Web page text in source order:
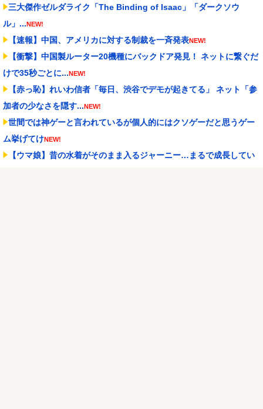
三大傑作ゼルダライク「The Binding of Isaac」「ダークソウ
ル」...NEW!
【速報】中国、アメリカに対する制裁を一斉発表NEW!
【衝撃】中国製ルーター20機種にバックドア発見！ ネットに繋ぐだ
けで35秒ごとに...NEW!
【赤っ恥】れいわ信者「毎日、渋谷でデモが起きてる」 ネット「参
加者の少なさを隠す...NEW!
世間では神ゲーと言われているが個人的にはクソゲーだと思うゲー
ム挙げてけNEW!
【ウマ娘】昔の水着がそのまま入るジャーニー…まるで成長してい